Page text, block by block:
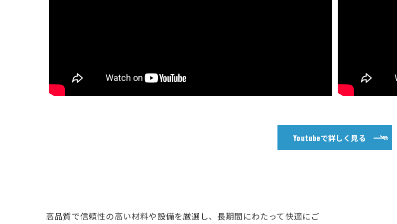
Youtubeで詳しく見る
高品質で信頼性の高い材料や設備を厳選し、長期間にわたって快適にご